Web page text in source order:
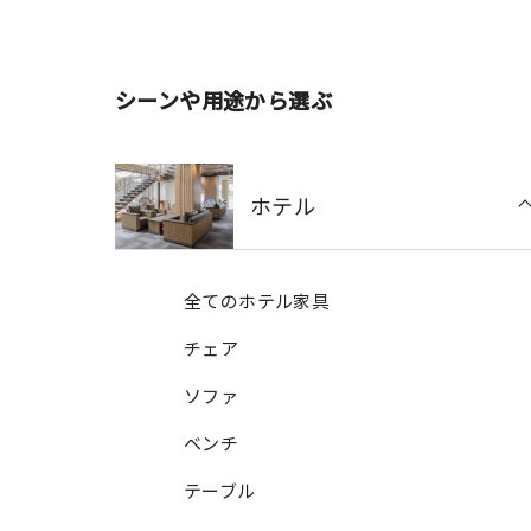
シーンや用途から選ぶ
ホテル
全てのホテル家具
チェア
ソファ
ベンチ
テーブル